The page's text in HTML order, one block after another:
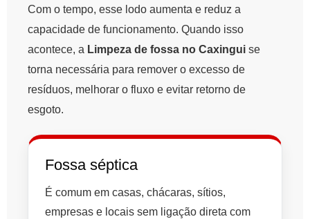
Com o tempo, esse lodo aumenta e reduz a
capacidade de funcionamento. Quando isso
acontece, a Limpeza de fossa no Caxingui se
torna necessária para remover o excesso de
resíduos, melhorar o fluxo e evitar retorno de
esgoto.
Fossa séptica
É comum em casas, chácaras, sítios,
empresas e locais sem ligação direta com